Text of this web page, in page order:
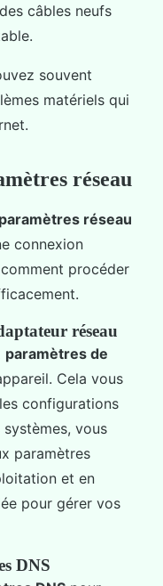
câbles neufs
souvent
matériels qui
réseau
paramètres réseau
connexion
procéder
réseau
paramètres de
Cela vous
configurations
vous
paramètres
et en
pour gérer vos
DNS